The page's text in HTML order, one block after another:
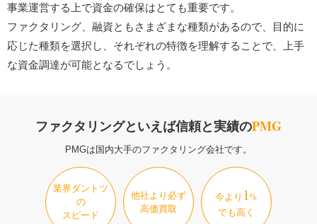
事業運営する上で資金の確保はとても重要です。
ファクタリング、融資ともさまざまな種類があるので、目的に
応じた種類を選択し、それぞれの特徴を理解することで、上手
な資金調達が可能となるでしょう。
ファクタリングといえば信頼と実績のPMG
PMGは国内大手のファクタリング会社です。
業界ダントツ
の
スピード
他社より必ず
高価買取
今より 1%
でも高く